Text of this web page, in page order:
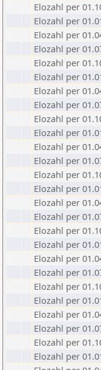
Elozahl per
Elozahl per
Elozahl per
Elozahl per
Elozahl per
Elozahl per
Elozahl per
Elozahl per
Elozahl per
Elozahl per
Elozahl per
Elozahl per
Elozahl per
Elozahl per
Elozahl per
Elozahl per
Elozahl per
Elozahl per
Elozahl per
Elozahl per
Elozahl per
Elozahl per
Elozahl per
Elozahl per
Elozahl per
Elozahl per